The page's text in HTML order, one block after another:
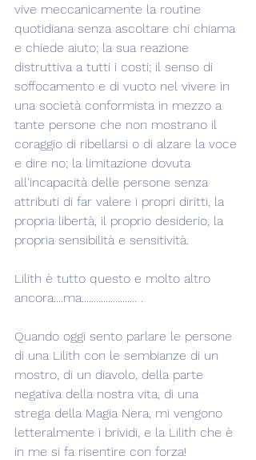
vive meccanicamente la routine
quotidiana senza ascoltare chi chiama
e chiede aiuto; la sua reazione
distruttiva a tutti i costi; il senso di
soffocamento e di vuoto nel vivere in
una società conformista in mezzo a
tante persone che non mostrano il
coraggio di ribellarsi o di alzare la voce
e dire no; la limitazione dovuta
all'incapacità delle persone senza
attributi di far valere i propri diritti, la
propria libertà, il proprio desiderio, la
propria sensibilità e sensitività.
Lilith è tutto questo e molto altro
ancora....ma....................... .
Quando oggi sento parlare le persone
di una Lilith con le sembianze di un
mostro, di un diavolo, della parte
negativa della nostra vita, di una
strega della Magia Nera, mi vengono
letteralmente i brividi, e la Lilith che è
in me si fa risentire con forza!